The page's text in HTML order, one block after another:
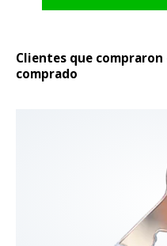
Clientes que
comprado